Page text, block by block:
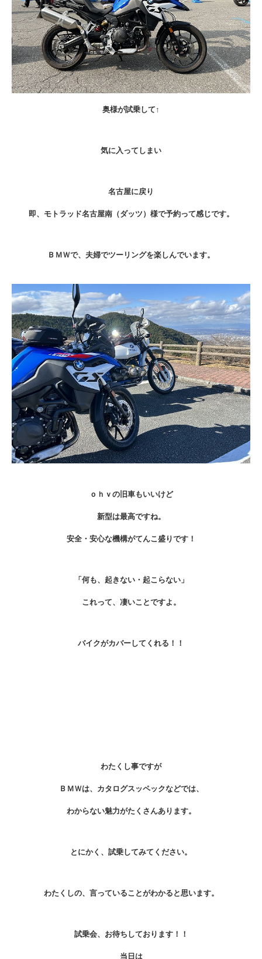
奥様が試乗して↑
気に入ってしまい
名古屋に戻り
即、モトラッド名古屋南（ダッツ）様で予約って感じです。
ＢＭＷで、夫婦でツーリングを楽しんでいます。
ｏｈｖの旧車もいいけど
新型は最高ですね。
安全・安心な機構がてんこ盛りです！
「何も、起きない・起こらない」
これって、凄いことですよ。
バイクがカバーしてくれる！！
わたくし事ですが
ＢＭＷは、カタログスッペックなどでは、
わからない魅力がたくさんあります。
とにかく、試乗してみてください。
わたくしの、言っていることがわかると思います。
試乗会、お待ちしております！！
当日は